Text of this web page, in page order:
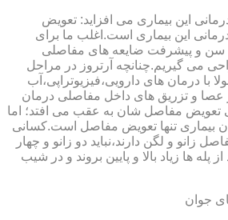
این بیماری می افزاید: تعویض
این بیماری است.اغلب ما برای
و پیشرفت ضایعه های مفاصلی
می گیریم.چنانچه آرتروز در مراحل
با درمان های دارویی،فیزیوتراپی،آب
عصا و تزریق های داخل مفاصلی درمان
تعویض مفاصل شان به عقب می افتد؛ اما
بیماری تنها تعویض مفاصل است.کسانی
زانو و لگن دارند،نباید دو زانو و چهار
از پله ها زیاد بالا و پایین بروند و در شیب
جوان